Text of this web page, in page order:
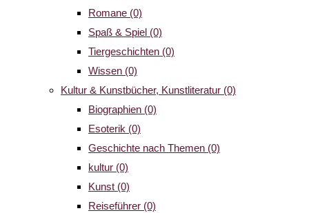
Romane (0)
Spaß & Spiel (0)
Tiergeschichten (0)
Wissen (0)
Kultur & Kunstbücher, Kunstliteratur (0)
Biographien (0)
Esoterik (0)
Geschichte nach Themen (0)
kultur (0)
Kunst (0)
Reiseführer (0)